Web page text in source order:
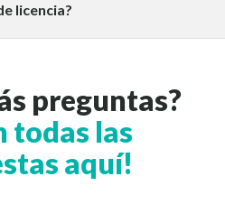
licencia?
preguntas?
todas las
aquí!